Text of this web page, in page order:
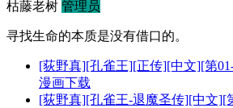
枯藤老树 管理员
寻找生命的本质是没有借口的。
[荻野真][孔雀王][正传][中文][第
漫画下载
[荻野真][孔雀王-退魔圣传][中文][